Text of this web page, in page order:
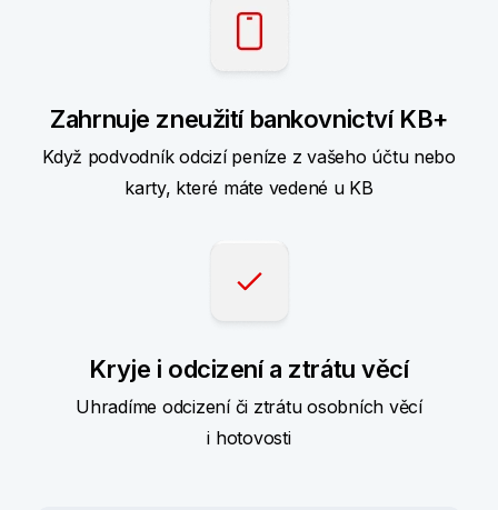
Zahrnuje zneužití bankovnictví KB+
Když podvodník odcizí peníze z vašeho účtu nebo
karty, které máte vedené u KB
Kryje i odcizení a ztrátu věcí
Uhradíme odcizení či ztrátu osobních věcí
i hotovosti